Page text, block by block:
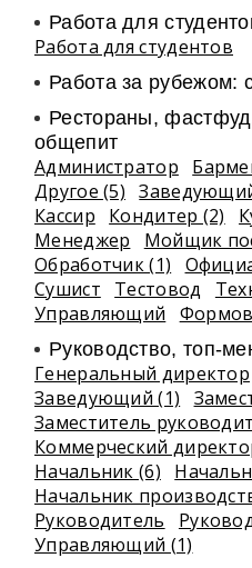
Работа для
Работа для студентов
Работа за рубежом:
Рестораны,
общепит
Администратор
Другое (5)
Кассир
Кондитер (2)
Менеджер
Мойщик
Обработчик (1)
Сушист
Тестовод
Управляющий
Руководство, топ-
Генеральный директор
Заведующий (1)
Заместитель
Коммерческий
Начальник (6)
Начальник
Руководитель
Управляющий (1)